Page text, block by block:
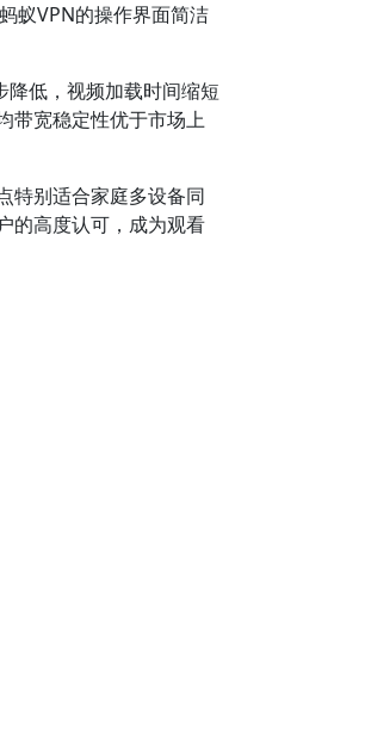
蚁VPN的操作界面简洁
降低，视频加载时间缩短
带宽稳定性优于市场上
特别适合家庭多设备同
的高度认可，成为观看